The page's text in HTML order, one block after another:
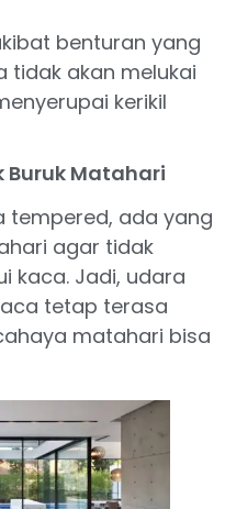
benturan yang
tidak akan melukai
kerikil
Buruk Matahari
tempered, ada yang
agar tidak
kaca. Jadi, udara
tetap terasa
matahari bisa